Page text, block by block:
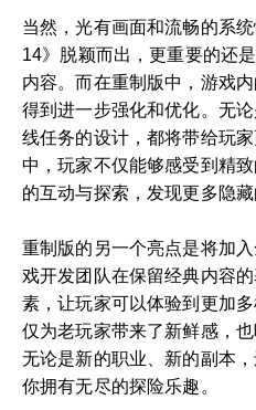
当然，光有画面和流畅的系
14》脱颖而出，更重要的还
内容。而在重制版中，游戏
得到进一步强化和优化。无
线任务的设计，都将带给玩
中，玩家不仅能够感受到精
的互动与探索，发现更多隐藏
重制版的另一个亮点是将加
戏开发团队在保留经典内容
素，让玩家可以体验到更加
仅为老玩家带来了新鲜感，
无论是新的职业、新的副本
你拥有无尽的探险乐趣。